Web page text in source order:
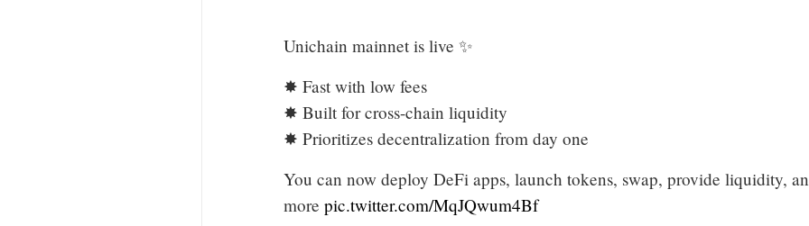
Unichain mainnet is live ✨
✸ Fast with low fees
✸ Built for cross-chain liquidity
✸ Prioritizes decentralization from day one
You can now deploy DeFi apps, launch tokens, swap, provide liquidity,
more pic.twitter.com/MqJQwum4Bf